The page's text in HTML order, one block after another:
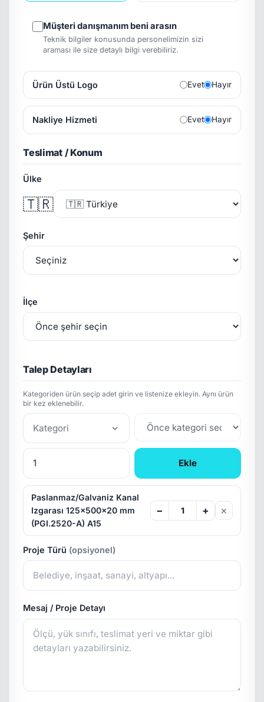
Müşteri danışmanım beni arasın
Teknik bilgiler konusunda personelimizin sizi
araması ile size detaylı bilgi verebiliriz.
Ürün Üstü Logo Evet Hayır
Nakliye Hizmeti Evet Hayır
Teslimat / Konum
Ülke
🇹🇷
Şehir
İlçe
Talep Detayları
Kategoriden ürün seçip adet girin ve listenize ekleyin. Aynı ürün
bir kez eklenebilir.
Kategori
Ekle
Paslanmaz/Galvaniz Kanal
Izgarası 125x500x20 mm
(PGI.2520-A) A15
− + ×
Proje Türü (opsiyonel)
Mesaj / Proje Detayı